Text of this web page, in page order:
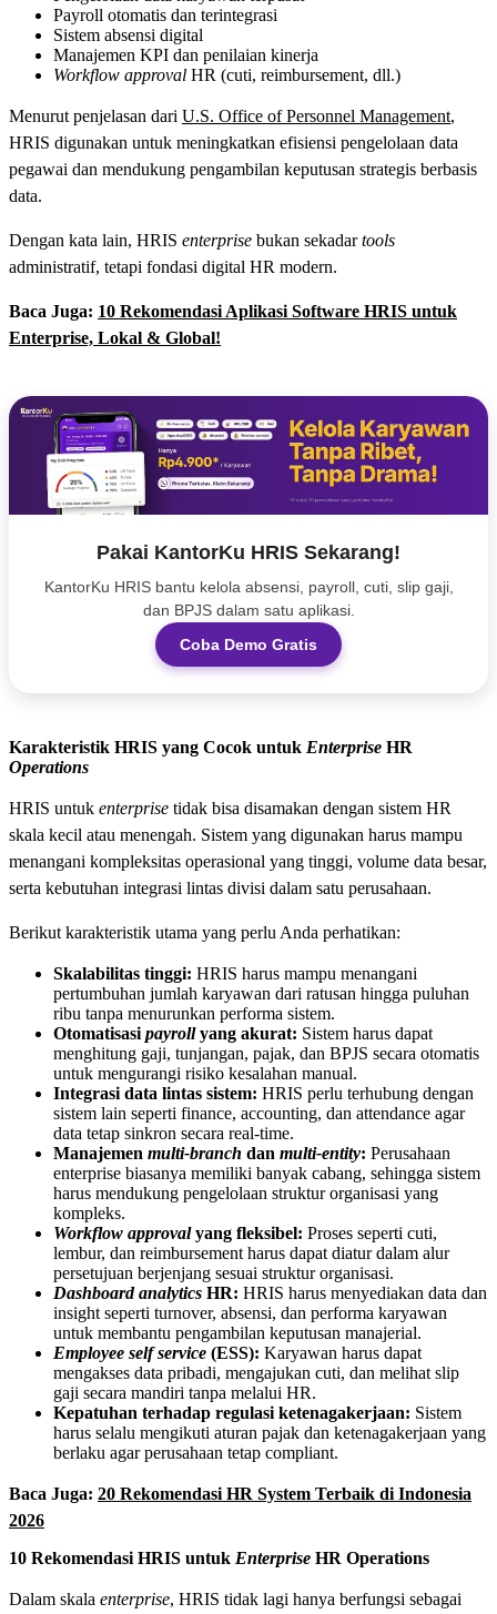
Payroll otomatis dan terintegrasi
Sistem absensi digital
Manajemen KPI dan penilaian kinerja
Workflow approval HR (cuti, reimbursement, dll.)
Menurut penjelasan dari U.S. Office of Personnel Management,
HRIS digunakan untuk meningkatkan efisiensi pengelolaan data
pegawai dan mendukung pengambilan keputusan strategis berbasis
data.
Dengan kata lain, HRIS enterprise bukan sekadartools
administratif, tetapi fondasi digital HR modern.
Baca Juga: 10 Rekomendasi Aplikasi Software HRIS untuk
Enterprise, Lokal & Global!
Pakai KantorKu HRIS Sekarang!
KantorKu HRIS bantu kelola absensi, payroll, cuti, slip gaji,
dan BPJS dalam satu aplikasi.
Coba Demo Gratis
Karakteristik HRIS yang Cocok untuk Enterprise HR
Operations
HRIS untuk enterprise tidak bisa disamakan dengan sistem HR
skala kecil atau menengah. Sistem yang digunakan harus mampu
menangani kompleksitas operasional yang tinggi, volume data besar,
serta kebutuhan integrasi lintas divisi dalam satu perusahaan.
Berikut karakteristik utama yang perlu Anda perhatikan:
Skalabilitas tinggi: HRIS harus mampu menangani
pertumbuhan jumlah karyawan dari ratusan hingga puluhan
ribu tanpa menurunkan performa sistem.
Otomatisasi payrollyang akurat: Sistem harus dapat
menghitung gaji, tunjangan, pajak, dan BPJS secara otomatis
untuk mengurangi risiko kesalahan manual.
Integrasi data lintas sistem: HRIS perlu terhubung dengan
sistem lain seperti finance, accounting, dan attendance agar
data tetap sinkron secara real-time.
Manajemen multi-branch dan multi-entity: Perusahaan
enterprise biasanya memiliki banyak cabang, sehingga sistem
harus mendukung pengelolaan struktur organisasi yang
kompleks.
Workflow approvalyang fleksibel: Proses seperti cuti,
lembur, dan reimbursement harus dapat diatur dalam alur
persetujuan berjenjang sesuai struktur organisasi.
Dashboard analytics HR: HRIS harus menyediakan data dan
insight seperti turnover, absensi, dan performa karyawan
untuk membantu pengambilan keputusan manajerial.
Employee self service (ESS): Karyawan harus dapat
mengakses data pribadi, mengajukan cuti, dan melihat slip
gaji secara mandiri tanpa melalui HR.
Kepatuhan terhadap regulasi ketenagakerjaan: Sistem
harus selalu mengikuti aturan pajak dan ketenagakerjaan yang
berlaku agar perusahaan tetap compliant.
Baca Juga: 20 Rekomendasi HR System Terbaik di Indonesia
2026
10 Rekomendasi HRIS untuk Enterprise HR Operations
Dalam skala enterprise, HRIS tidak lagi hanya berfungsi sebagai